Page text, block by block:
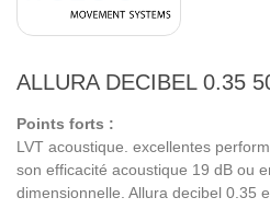
ALLURA DECIBEL 0.35
Points forts :
LVT acoustique. excellentes
son efficacité acoustique 19 dB ou
dimensionnelle. Allura decibel 0.35